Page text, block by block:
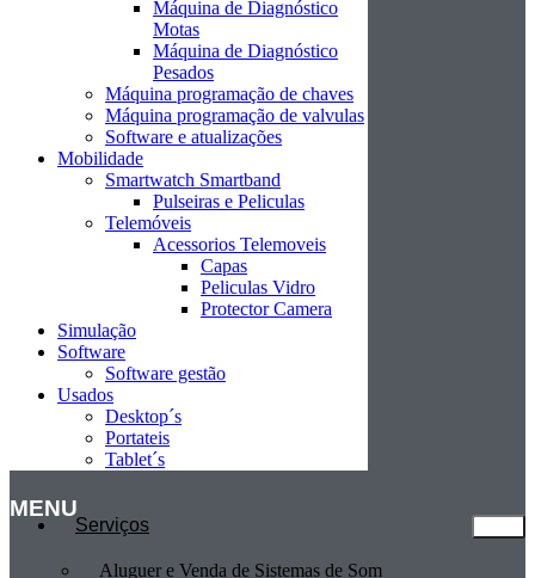
Máquina de Diagnóstico
Motas
Máquina de Diagnóstico
Pesados
Máquina programação de chaves
Máquina programação de valvulas
Software e atualizações
Mobilidade
Smartwatch Smartband
Pulseiras e Peliculas
Telemóveis
Acessorios Telemoveis
Capas
Peliculas Vidro
Protector Camera
Simulação
Software
Software gestão
Usados
Desktop´s
Portateis
Tablet´s
MENU
Serviços
Aluguer e Venda de Sistemas de Som